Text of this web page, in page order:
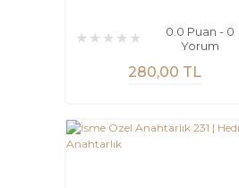
0.0 Puan - 0
Yorum
280,00 TL